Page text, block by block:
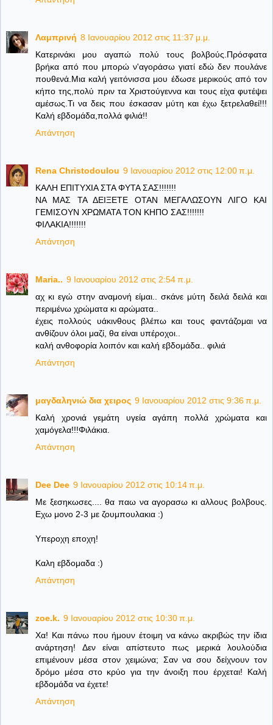
Λαμπρινή 8 Ιανουαρίου 2012 στις 11:37 μ.μ.
Κατερινάκι μου αγαπώ πολύ τους βολβούς.Πρόσφατα
βρήκα από που μπορώ ν'αγοράσω γιατί εδώ δεν πουλάνε
πουθενά.Μια καλή γειτόνισσα μου έδωσε μερικούς από τον
κήπο της,πολύ πριν τα Χριστούγεννα και τους είχα φυτέψει
αμέσως.Τι να δεις που έσκασαν μύτη και έχω ξετρελαθεί!!!
Καλή εβδομάδα,πολλά φιλιά!!
Απάντηση
Rena Christodoulou 9 Ιανουαρίου 2012 στις 12:00 π.μ.
ΚΑΛΗ ΕΠΙΤΥΧΙΑ ΣΤΑ ΦΥΤΑ ΣΑΣ!!!!!!!
ΝΑ ΜΑΣ ΤΑ ΔΕΙΞΕΤΕ ΟΤΑΝ ΜΕΓΑΛΩΣΟΥΝ ΛΙΓΟ ΚΑΙ
ΓΕΜΙΣΟΥΝ ΧΡΩΜΑΤΑ ΤΟΝ ΚΗΠΟ ΣΑΣ!!!!!!!
ΦΙΛΑΚΙΑ!!!!!!!
Απάντηση
Maria.. 9 Ιανουαρίου 2012 στις 2:54 π.μ.
αχ κι εγώ στην αναμονή είμαι.. σκάνε μύτη δειλά δειλά και
περιμένω χρώματα κι αρώματα..
έχεις πολλούς υάκινθους βλέπω και τους φαντάζομαι να
ανθίζουν όλοι μαζί, θα είναι υπέροχοι..
καλή ανθοφορία λοιπόν και καλή εβδομάδα.. φιλιά
Απάντηση
μαγδαληνιώ δια χειρος 9 Ιανουαρίου 2012 στις 9:36 π.μ.
Καλή χρονιά γεμάτη υγεία αγάπη πολλά χρώματα και
χαμόγελα!!!Φιλάκια.
Απάντηση
Dee Dee 9 Ιανουαρίου 2012 στις 10:14 π.μ.
Με ξεσηκωσες.... θα παω να αγορασω κι αλλους βολβους.
Εχω μονο 2-3 με ζουμπουλακια :)
Υπεροχη εποχη!
Καλη εβδομαδα :)
Απάντηση
zoe.k. 9 Ιανουαρίου 2012 στις 10:30 π.μ.
Χα! Και πάνω που ήμουν έτοιμη να κάνω ακριβώς την ίδια
ανάρτηση! Δεν είναι απίστευτο πως μερικά λουλούδια
επιμένουν μέσα στον χειμώνα; Σαν να σου δείχνουν τον
δρόμο μέσα στο κρύο για την άνοιξη που έρχεται! Καλή
εβδομάδα να έχετε!
Απάντηση